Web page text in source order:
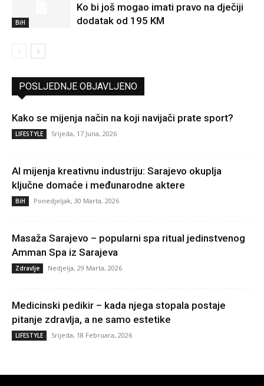
BiH
Ko bi još mogao imati pravo na dječiji
dodatak od 195 KM
POSLJEDNJE OBJAVLJENO
Kako se mijenja način na koji navijači prate sport?
LIFESTYLE Srijeda, 17 Juna, 2026
AI mijenja kreativnu industriju: Sarajevo okuplja
ključne domaće i međunarodne aktere
BiH Ponedjeljak, 30 Marta, 2026
Masaža Sarajevo – popularni spa ritual jedinstvenog
Amman Spa iz Sarajeva
Zdravlje Nedjelja, 29 Marta, 2026
Medicinski pedikir – kada njega stopala postaje
pitanje zdravlja, a ne samo estetike
LIFESTYLE Srijeda, 18 Februara, 2026